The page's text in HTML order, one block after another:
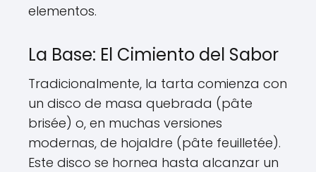
elementos.
La Base: El Cimiento del Sabor
Tradicionalmente, la tarta comienza con
un disco de masa quebrada (pâte
brisée) o, en muchas versiones
modernas, de hojaldre (pâte feuilletée).
Este disco se hornea hasta alcanzar un